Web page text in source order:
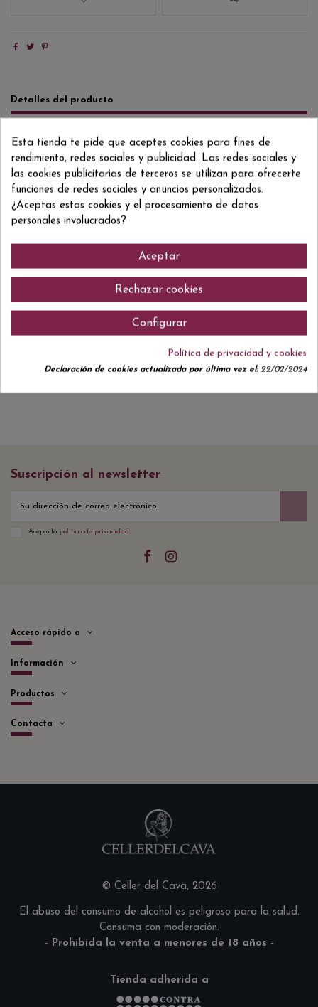
Detalles del producto
Formato/Format 33 CL
ean13 5000112545326
No hay reseñas de clientes en este momento.
Suscripción al newsletter
Acepto la política de privacidad
Acceso rápido a
Información
Productos
Contacta
© Celler del Cava, 2026
El abuso del consumo de alcohol es peligroso para la salud.
Consuma con moderación.
- Prohibida la venta a menores de 18 años -
Tienda adherida a
Esta tienda te pide que aceptes cookies para fines de
rendimiento, redes sociales y publicidad. Las redes sociales y
las cookies publicitarias de terceros se utilizan para ofrecerte
funciones de redes sociales y anuncios personalizados.
¿Aceptas estas cookies y el procesamiento de datos
personales involucrados?
Aceptar
Rechazar cookies
Configurar
Política de privacidad y cookies
Declaración de cookies actualizada por última vez el:22/02/2024